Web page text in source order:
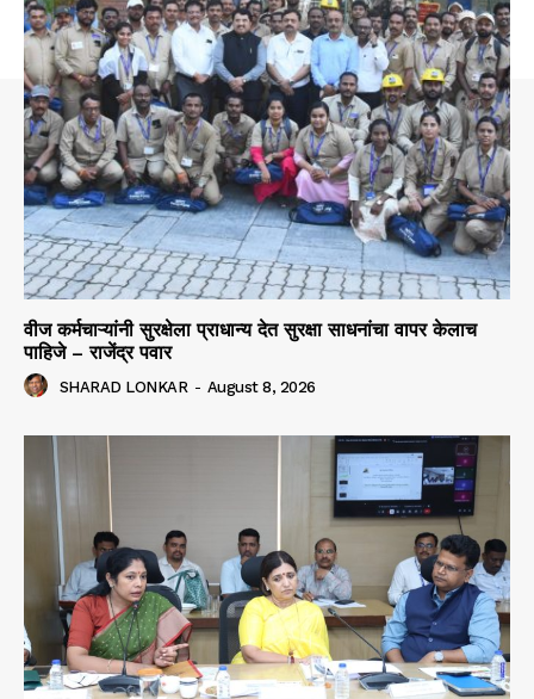
वीज कर्मचाऱ्यांनी सुरक्षेला प्राधान्य देत सुरक्षा साधनांचा वापर केलाच
पाहिजे – राजेंद्र पवार
SHARAD LONKAR - August 8, 2026